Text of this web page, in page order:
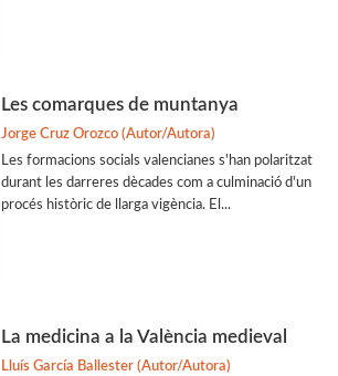
Les comarques de muntanya
Jorge Cruz Orozco (Autor/Autora)
Les formacions socials valencianes s'han polaritzat
durant les darreres dècades com a culminació d'un
procés històric de llarga vigència. El...
La medicina a la València medieval
Lluís García Ballester (Autor/Autora)